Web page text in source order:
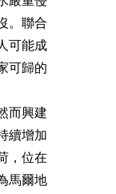
。聯合
可能成
可歸的
而興建
續增加
，位在
馬爾地